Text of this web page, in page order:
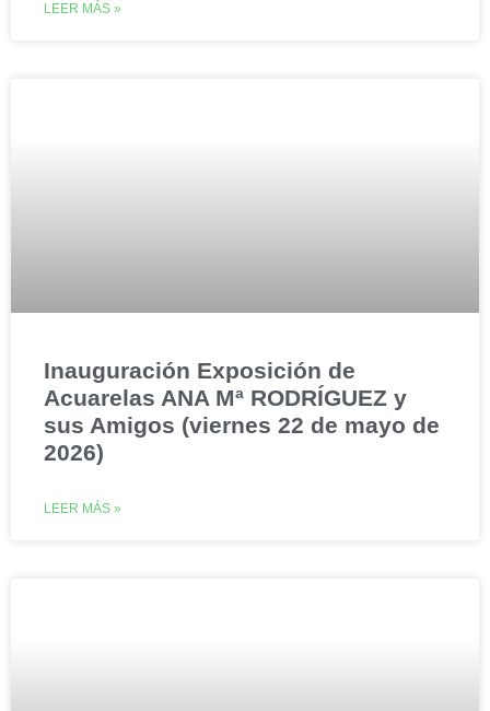
LEER MÁS »
Inauguración Exposición de
Acuarelas ANA Mª RODRÍGUEZ y
sus Amigos (viernes 22 de mayo de
2026)
LEER MÁS »